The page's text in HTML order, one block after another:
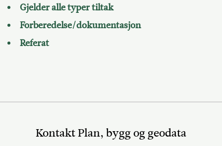
Gjelder alle typer tiltak
Forberedelse/dokumentasjon
Referat
Kontakt Plan, bygg og geodata